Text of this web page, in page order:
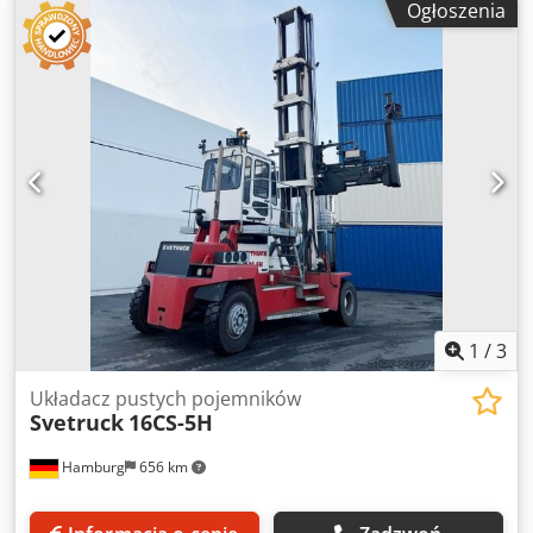
kamera cofania, wszystkie światła robocze w technologii
LED, przesuwana hydraulicznie kabina operatora
Ogłoszenia
1 /3
Hamburg 656 km
Układacz pustych pojemników
Svetruck 16CS-5H